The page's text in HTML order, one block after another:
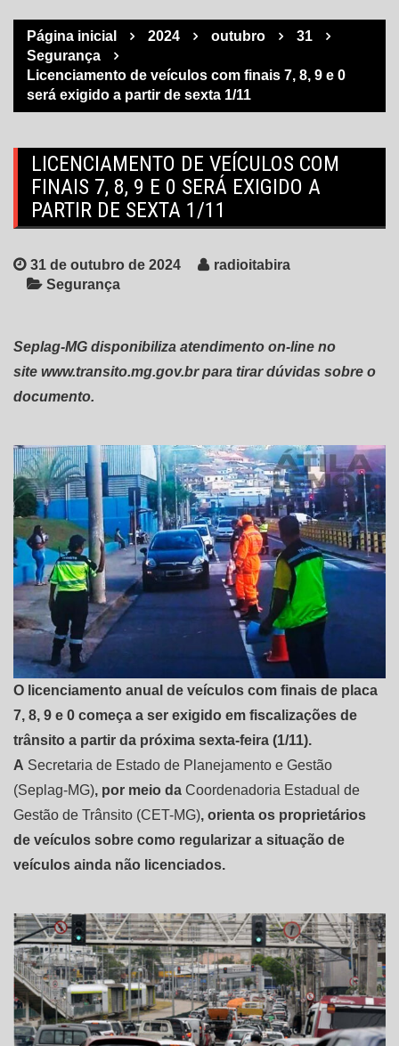
Página inicial 2024 outubro
31
Segurança
Licenciamento de veículos com finais 7, 8, 9 e 0
será exigido a partir de sexta 1/11
LICENCIAMENTO DE VEÍCULOS COM
FINAIS 7, 8, 9 E 0 SERÁ EXIGIDO A
PARTIR DE SEXTA 1/11
31 de outubro de 2024
radioitabira
Segurança
Seplag-MG disponibiliza atendimento on-line no
site www.transito.mg.gov.brpara tirar dúvidas sobre o
documento.
O licenciamento anual de veículos com finais de placa
7, 8, 9 e 0 começa a ser exigido em fiscalizações de
trânsito a partir da próxima sexta-feira (1/11).
A Secretaria de Estado de Planejamento e Gestão
(Seplag-MG), por meio da Coordenadoria Estadual de
Gestão de Trânsito (CET-MG), orienta os proprietários
de veículos sobre como regularizar a situação de
veículos ainda não licenciados.